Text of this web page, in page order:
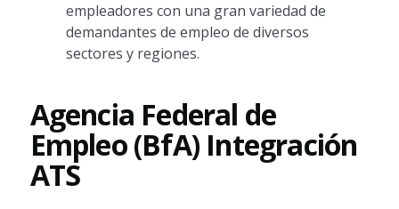
empleadores con una gran variedad de
demandantes de empleo de diversos
sectores y regiones.
Agencia Federal de
Empleo (BfA) Integración
ATS